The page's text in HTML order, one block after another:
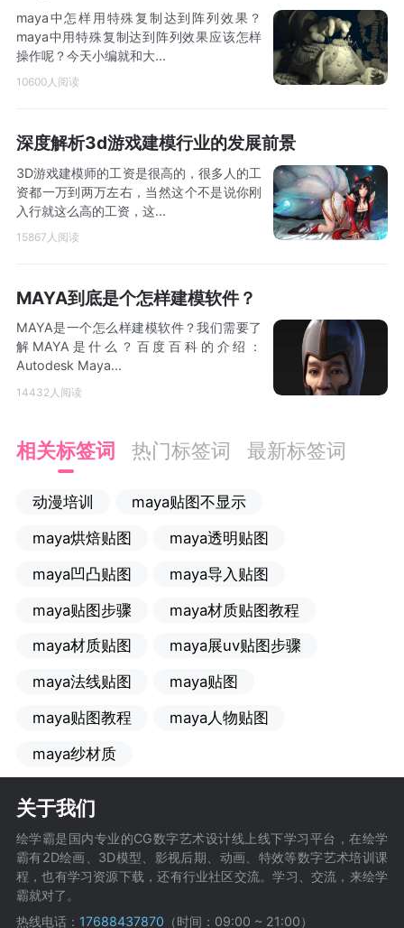
maya中怎样用特殊复制达到阵列效果？
maya中用特殊复制达到阵列效果应该怎样
操作呢？今天小编就和大...
10600人阅读
深度解析3d游戏建模行业的发展前景
3D游戏建模师的工资是很高的，很多人的工
资都一万到两万左右，当然这个不是说你刚
入行就这么高的工资，这...
15867人阅读
MAYA到底是个怎样建模软件？
MAYA是一个怎么样建模软件？我们需要了
解MAYA是什么？百度百科的介绍：
Autodesk Maya...
14432人阅读
相关标签词 热门标签词 最新标签词
动漫培训
maya贴图不显示
maya烘焙贴图
maya透明贴图
maya凹凸贴图
maya导入贴图
maya贴图步骤
maya材质贴图教程
maya材质贴图
maya展uv贴图步骤
maya法线贴图
maya贴图
maya贴图教程
maya人物贴图
maya纱材质
关于我们
绘学霸是国内专业的CG数字艺术设计线上线下学习平台，在绘学
霸有2D绘画、3D模型、影视后期、动画、特效等数字艺术培训课
程，也有学习资源下载，还有行业社区交流。学习、交流，来绘学
霸就对了。
热线电话： 17688437870 （时间：09:00 ~ 21:00）